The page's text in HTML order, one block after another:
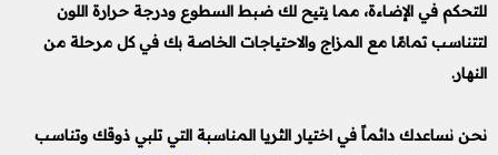
للتحكم في الإضاءة، مما يتيح لك ضبط السطوع ودرجة حرارة اللون
لتتناسب تمامًا مع المزاج والاحتياجات الخاصة بك في كل مرحلة من
النهار.
نحن نساعدك دائماً في اختيار الثريا المناسبة التي تلبي ذوقك وتناسب